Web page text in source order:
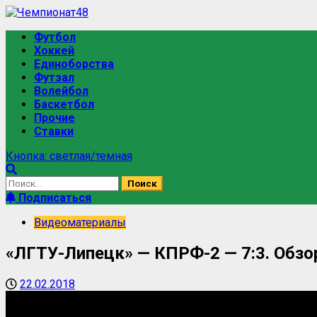
Футбол
Хоккей
Единоборства
Футзал
Волейбол
Баскетбол
Прочие
Ставки
Кнопка: светлая/темная
Подписаться
Видеоматериалы
«ЛГТУ-Липецк» — КПРФ-2 — 7:3.
22.02.2018